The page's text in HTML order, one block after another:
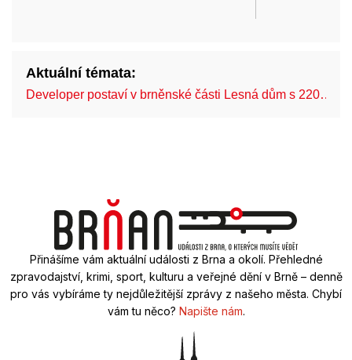
Aktuální témata:
Developer postaví v brněnské části Lesná dům s 220…
Přinášíme vám aktuální události z Brna a okolí. Přehledné
zpravodajství, krimi, sport, kulturu a veřejné dění v Brně – denně
pro vás vybíráme ty nejdůležitější zprávy z našeho města. Chybí
vám tu něco? Napište nám.